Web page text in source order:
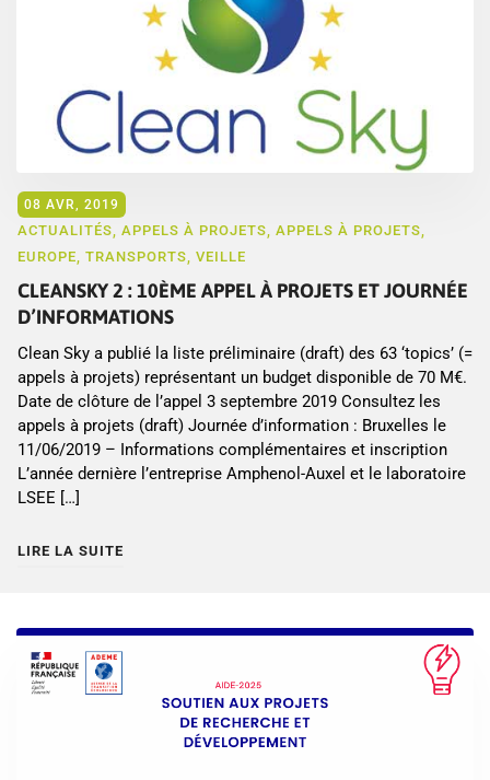
08 AVR, 2019
ACTUALITÉS APPELS À PROJETS APPELS À PROJETS
EUROPE TRANSPORTS VEILLE
CLEANSKY 2 : 10ÈME APPEL À PROJETS ET JOURNÉE
D’INFORMATIONS
Clean Sky a publié la liste préliminaire (draft) des 63 ‘topics’ (=
appels à projets) représentant un budget disponible de 70 M€.
Date de clôture de l’appel 3 septembre 2019 Consultez les
appels à projets (draft) Journée d’information : Bruxelles le
11/06/2019 – Informations complémentaires et inscription
L’année dernière l’entreprise Amphenol-Auxel et le laboratoire
LSEE […]
LIRE LA SUITE